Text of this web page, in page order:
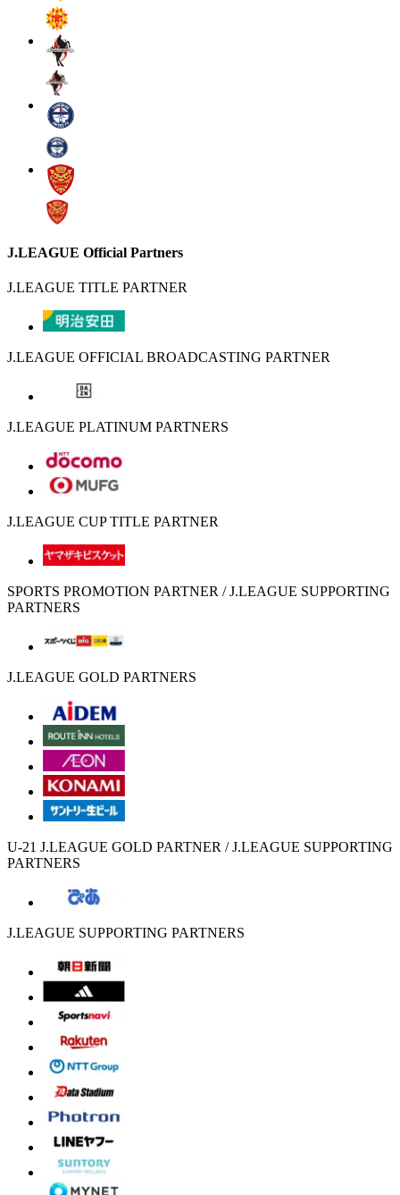
J.LEAGUE Official Partners
J.LEAGUE TITLE PARTNER
J.LEAGUE OFFICIAL BROADCASTING PARTNER
J.LEAGUE PLATINUM PARTNERS
J.LEAGUE CUP TITLE PARTNER
SPORTS PROMOTION PARTNER / J.LEAGUE SUPPORTING
PARTNERS
J.LEAGUE GOLD PARTNERS
U-21 J.LEAGUE GOLD PARTNER / J.LEAGUE SUPPORTING
PARTNERS
J.LEAGUE SUPPORTING PARTNERS